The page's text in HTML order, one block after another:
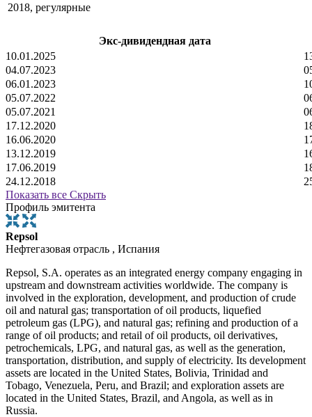
2018, регулярные
Экс-дивидендная дата
10.01.2025
04.07.2023
06.01.2023
05.07.2022
05.07.2021
17.12.2020
16.06.2020
13.12.2019
17.06.2019
24.12.2018
Показать все Скрыть
Профиль эмитента
Repsol
Нефтегазовая отрасль , Испания
Repsol, S.A. operates as an integrated energy company engaging in
upstream and downstream activities worldwide. The company is
involved in the exploration, development, and production of crude
oil and natural gas; transportation of oil products, liquefied
petroleum gas (LPG), and natural gas; refining and production of a
range of oil products; and retail of oil products, oil derivatives,
petrochemicals, LPG, and natural gas, as well as the generation,
transportation, distribution, and supply of electricity. Its development
assets are located in the United States, Bolivia, Trinidad and
Tobago, Venezuela, Peru, and Brazil; and exploration assets are
located in the United States, Brazil, and Angola, as well as in
Russia.